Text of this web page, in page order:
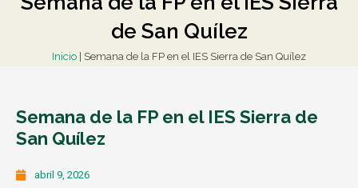
de San Quílez
Inicio Semana de la FP en el IES Sierra de San Quílez
Semana de la FP en el IES Sierra de
San Quílez
abril 9, 2026